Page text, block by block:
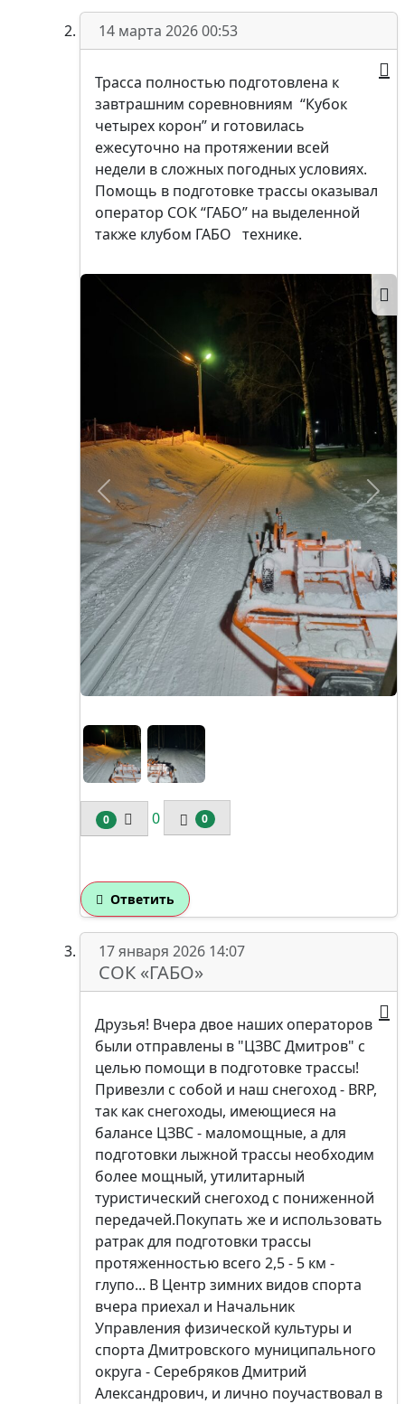
14 марта 2026 00:53
Трасса полностью подготовлена к
завтрашним соревновниям “Кубок
четырех корон” и готовилась
ежесуточно на протяжении всей
недели в сложных погодных условиях.
Помощь в подготовке трассы оказывал
оператор СОК “ГАБО” на выделенной
также клубом ГАБО технике.
1/2
Позже
0 0 0
Ответить
17 января 2026 14:07
СОК «ГАБО»
Друзья! Вчера двое наших операторов
были отправлены в "ЦЗВС Дмитров" с
целью помощи в подготовке трассы!
Привезли с собой и наш снегоход - BRP,
так как снегоходы, имеющиеся на
балансе ЦЗВС - маломощные, а для
подготовки лыжной трассы необходим
более мощный, утилитарный
туристический снегоход с пониженной
передачей.Покупать же и использовать
ратрак для подготовки трассы
протяженностью всего 2,5 - 5 км -
глупо...‍ В Центр зимних видов спорта
вчера приехал и Начальник
Управления физической культуры и
спорта Дмитровского муниципального
округа - Серебряков Дмитрий
Александрович, и лично поучаствовал в